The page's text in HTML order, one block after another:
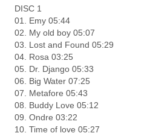
DISC 1
01. Emy 05:44
02. My old boy 05:07
03. Lost and Found 05:29
04. Rosa 03:25
05. Dr. Django 05:33
06. Big Water 07:25
07. Metafore 05:43
08. Buddy Love 05:12
09. Ondre 03:22
10. Time of love 05:27